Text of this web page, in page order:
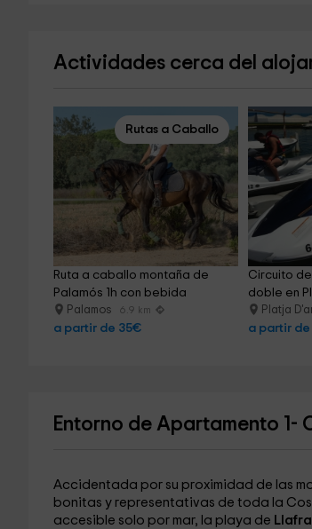
Actividades cerca del
Rutas a Caballo
Ruta a caballo montaña de
Palamós 1h con bebida
Palamos 6.9 km
a partir de 35€
Circuito
doble en
Platja
a partir de
Entorno de Apartamento 1-
Accidentada por su proximidad de las
bonitas y representativas de toda la
accesible solo por mar, la playa de